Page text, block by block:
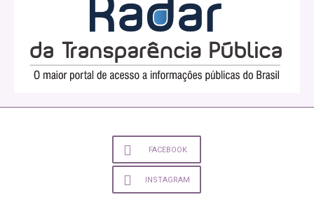
FACEBOOK
INSTAGRAM